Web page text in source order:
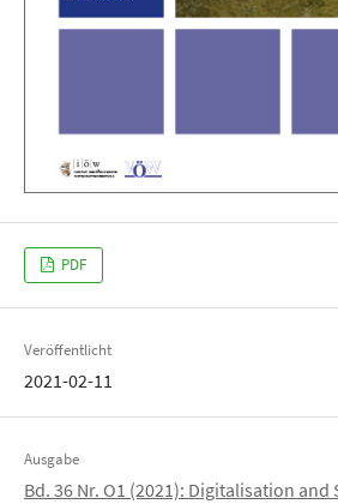
PDF
Veröffentlicht
2021-02-11
Ausgabe
Bd. 36 Nr. O1 (2021): Digitalisation